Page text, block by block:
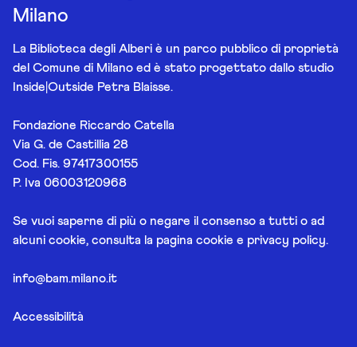
Milano
La Biblioteca degli Alberi è un parco pubblico di proprietà
del Comune di Milano ed è stato progettato dallo studio
Inside|Outside Petra Blaisse.
Fondazione Riccardo Catella
Via G. de Castillia 28
Cod. Fis. 97417300155
P. Iva 06003120968
Se vuoi saperne di più o negare il consenso a tutti o ad
alcuni cookie, consulta la pagina cookie e privacy policy.
info@bam.milano.it
Accessibilità